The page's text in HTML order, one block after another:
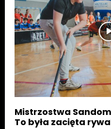
Mistrzostwa
To była zacięta